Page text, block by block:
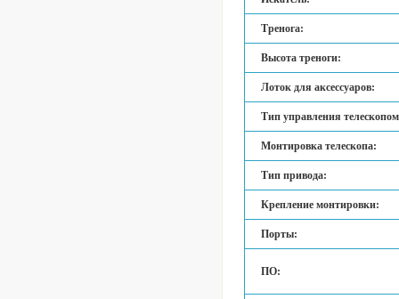
Тренога:
Высота треноги:
Лоток для аксессуаров:
Тип управления
Монтировка телескопа:
Тип привода:
Крепление монтировки:
Порты:
ПО: